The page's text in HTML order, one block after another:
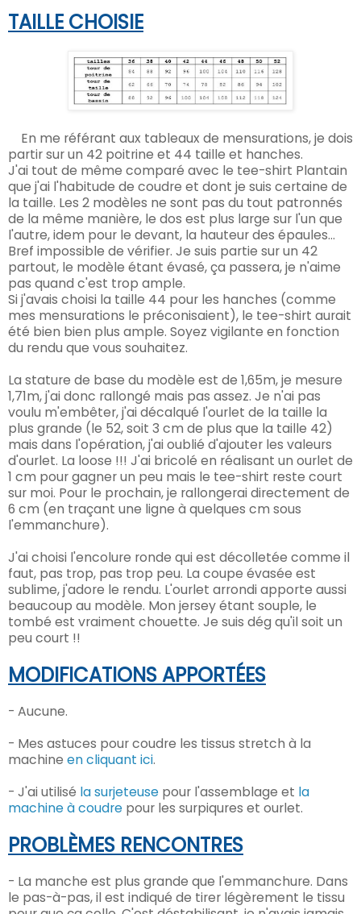
TAILLE CHOISIE
En me référant aux tableaux de mensurations, je dois
partir sur un 42 poitrine et 44 taille et hanches.
J'ai tout de même comparé avec le tee-shirt Plantain
que j'ai l'habitude de coudre et dont je suis certaine de
la taille. Les 2 modèles ne sont pas du tout patronnés
de la même manière, le dos est plus large sur l'un que
l'autre, idem pour le devant, la hauteur des épaules...
Bref impossible de vérifier. Je suis partie sur un 42
partout, le modèle étant évasé, ça passera, je n'aime
pas quand c'est trop ample.
Si j'avais choisi la taille 44 pour les hanches (comme
mes mensurations le préconisaient), le tee-shirt aurait
été bien bien plus ample. Soyez vigilante en fonction
du rendu que vous souhaitez.
La stature de base du modèle est de 1,65m, je mesure
1,71m, j'ai donc rallongé mais pas assez. Je n'ai pas
voulu m'embêter, j'ai décalqué l'ourlet de la taille la
plus grande (le 52, soit 3 cm de plus que la taille 42)
mais dans l'opération, j'ai oublié d'ajouter les valeurs
d'ourlet. La loose !!! J'ai bricolé en réalisant un ourlet de
1 cm pour gagner un peu mais le tee-shirt reste court
sur moi. Pour le prochain, je rallongerai directement de
6 cm (en traçant une ligne à quelques cm sous
l'emmanchure).
J'ai choisi l'encolure ronde qui est décolletée comme il
faut, pas trop, pas trop peu. La coupe évasée est
sublime, j'adore le rendu. L'ourlet arrondi apporte aussi
beaucoup au modèle. Mon jersey étant souple, le
tombé est vraiment chouette. Je suis dég qu'il soit un
peu court !!
MODIFICATIONS APPORTÉES
- Aucune.
- Mes astuces pour coudre les tissus stretch à la
machine en cliquant ici.
- J'ai utilisé la surjeteuse pour l'assemblage et la
machine à coudre pour les surpiqures et ourlet.
PROBLÈMES RENCONTRES
- La manche est plus grande que l'emmanchure. Dans
le pas-à-pas, il est indiqué de tirer légèrement le tissu